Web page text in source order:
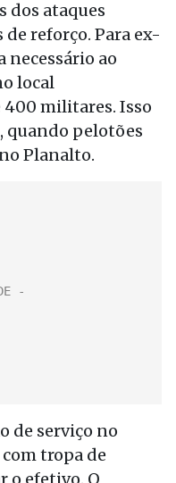
dos ataques
reforço. Para ex-
necessário ao
local
400 militares. Isso
quando pelotões
Planalto.
de serviço no
tropa de